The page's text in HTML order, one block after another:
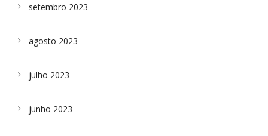
setembro 2023
agosto 2023
julho 2023
junho 2023